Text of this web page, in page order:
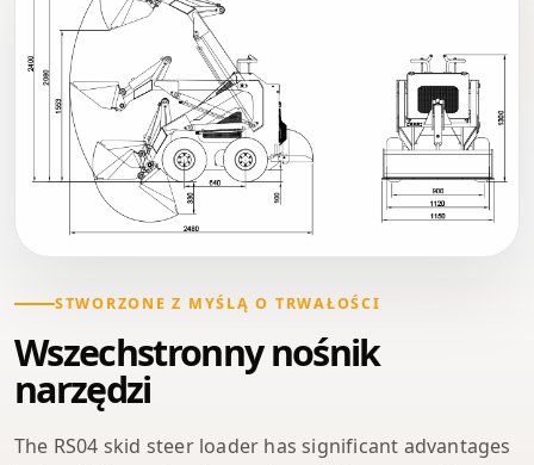
STWORZONE Z MYŚLĄ O TRWAŁOŚCI
Wszechstronny nośnik
narzędzi
The RS04 skid steer loader has significant advantages